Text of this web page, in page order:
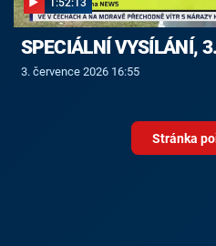
SPECIÁLNÍ VYSÍLÁNÍ,
3. července 2026 16:55
Stránka